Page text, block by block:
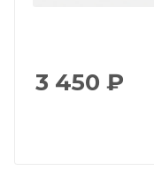
3 450 ₽